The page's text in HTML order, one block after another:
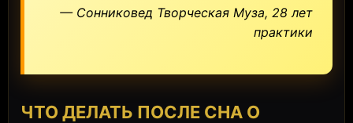
— Сонниковед Творческая Муза, 28 лет
практики
ЧТО ДЕЛАТЬ ПОСЛЕ СНА О